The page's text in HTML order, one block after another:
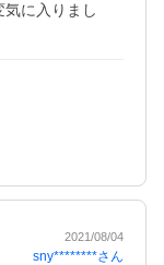
に入りまし
2021/08/04
sny********さん